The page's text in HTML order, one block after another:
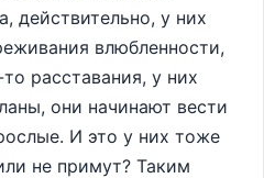
действительно, у них
влюбленности,
расставания, у них
они начинают вести
И это у них тоже
не примут? Таким